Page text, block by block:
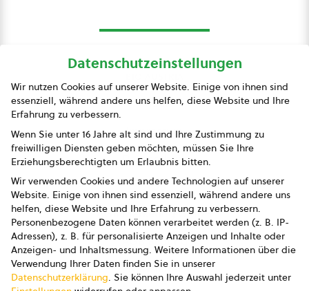
Presse
Impressum
Datenschutz
AGB
AGB Marketing GmbH
AGB Bildung
Newsletter
Datenschutzeinstellungen
Wir nutzen Cookies auf unserer Website. Einige von ihnen sind
essenziell, während andere uns helfen, diese Website und Ihre
Erfahrung zu verbessern.
Wenn Sie unter 16 Jahre alt sind und Ihre Zustimmung zu
freiwilligen Diensten geben möchten, müssen Sie Ihre
Erziehungsberechtigten um Erlaubnis bitten.
Wir verwenden Cookies und andere Technologien auf unserer
Website. Einige von ihnen sind essenziell, während andere uns
helfen, diese Website und Ihre Erfahrung zu verbessern.
Personenbezogene Daten können verarbeitet werden (z. B. IP-
Adressen), z. B. für personalisierte Anzeigen und Inhalte oder
Anzeigen- und Inhaltsmessung. Weitere Informationen über die
Verwendung Ihrer Daten finden Sie in unserer
Datenschutzerklärung. Sie können Ihre Auswahl jederzeit unter